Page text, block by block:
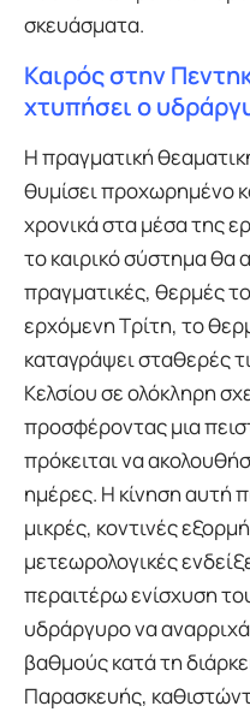
σκευάσματα.
Καιρός στην
χτυπήσει ο
Η πραγματική
θυμίσει προχωρημένο
χρονικά στα μέσα της
το καιρικό σύστημα θα
πραγματικές, θερμές
ερχόμενη Τρίτη, το
καταγράψει σταθερές
Κελσίου σε ολόκληρη
προσφέροντας μια
πρόκειται να
ημέρες. Η κίνηση αυτή
μικρές, κοντινές
μετεωρολογικές
περαιτέρω ενίσχυση
υδράργυρο να
βαθμούς κατά τη
Παρασκευής,